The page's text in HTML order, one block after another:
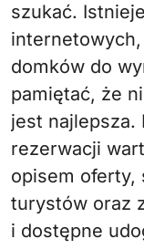
szukać.
domków do
pamiętać, że
jest najlepsza.
rezerwacji
opisem oferty,
turystów oraz
i dostępne